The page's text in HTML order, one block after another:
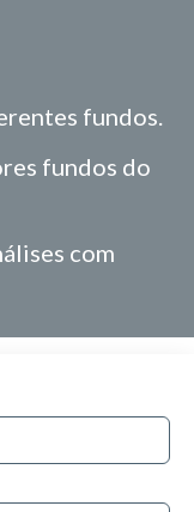
fundos.
fundos do
com